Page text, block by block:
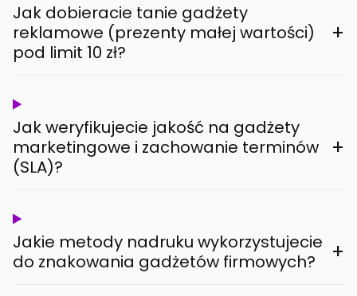
Jak dobieracie tanie gadżety
reklamowe (prezenty małej wartości)
pod limit 10 zł?
+
Jak weryfikujecie jakość na gadżety
marketingowe i zachowanie terminów
(SLA)?
+
Jakie metody nadruku wykorzystujecie
do znakowania gadżetów firmowych?
+